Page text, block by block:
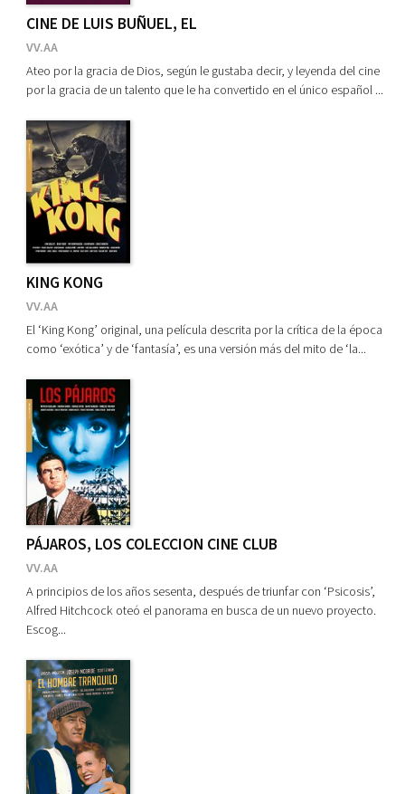
CINE DE LUIS BUÑUEL, EL
VV.AA
Ateo por la gracia de Dios, según le gustaba decir, y leyenda del cine
por la gracia de un talento que le ha convertido en el único español ...
KING KONG
VV.AA
El ‘King Kong’ original, una película descrita por la crítica de la época
como ‘exótica’ y de ‘fantasía’, es una versión más del mito de ‘la...
PÁJAROS, LOS COLECCION CINE CLUB
VV.AA
A principios de los años sesenta, después de triunfar con ‘Psicosis’,
Alfred Hitchcock oteó el panorama en busca de un nuevo proyecto.
Escog...